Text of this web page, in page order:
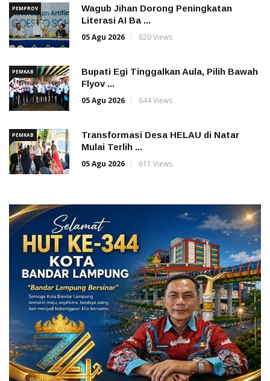
PEMPROV
Wagub Jihan Dorong Peningkatan
Literasi AI Ba ...
05 Agu 2026
620 Views
PEMKAB
Bupati Egi Tinggalkan Aula, Pilih Bawah
Flyov ...
05 Agu 2026
644 Views
PEMKAB
Transformasi Desa HELAU di Natar
Mulai Terlih ...
05 Agu 2026
611 Views